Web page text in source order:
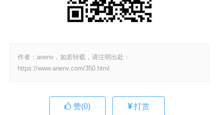
作者：anenv，如若转载，请注明出处：
https://www.anenv.com/350.html
赞(0) 打赏